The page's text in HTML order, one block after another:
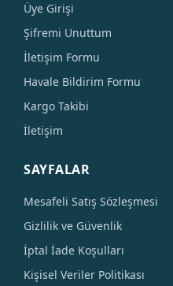
Üye Girişi
Şifremi Unuttum
İletişim Formu
Havale Bildirim Formu
Kargo Takibi
İletişim
SAYFALAR
Mesafeli Satış Sözleşmesi
Gizlilik ve Güvenlik
İptal İade Koşulları
Kişisel Veriler Politikası